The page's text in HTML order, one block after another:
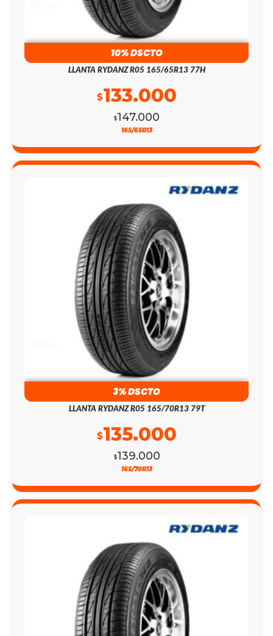
10% DSCTO
LLANTA RYDANZ R05 165/65R13 77H
$147.000
$133.000
165/65R13
3% DSCTO
LLANTA RYDANZ R05 165/70R13 79T
$139.000
$135.000
165/70R13